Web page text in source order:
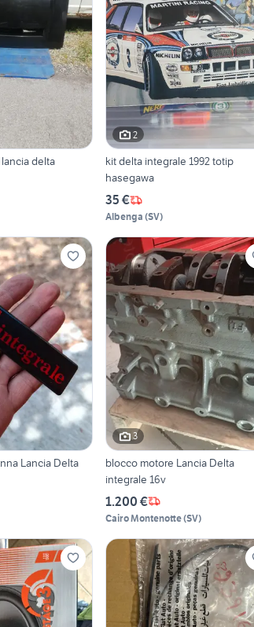
delta
2
kit delta integrale 1992 totip
hasegawa
35 €
Albenga (SV)
Lancia Delta
3
blocco motore Lancia Delta
integrale 16v
1.200 €
Cairo Montenotte(SV)